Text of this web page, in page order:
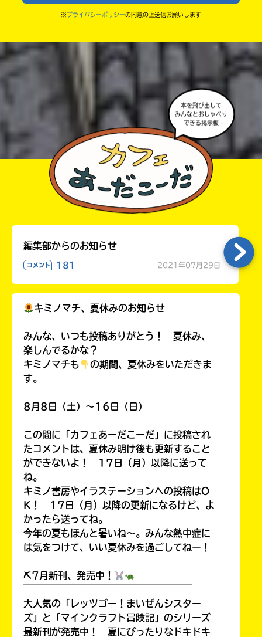
高校生以上
・キャンペーン開催中は、投稿した後の画面にバナー
・ポプラ社の宣伝物で紹介させてもらうことがある
・かき終えたら、人を傷つけていたり、個人情報をか
きこんでいたり、字がまちがっていたりしないか、読
みなおしてみてね。
※ プライバシーポリシーの同意の上送信お願いします
本を飛び出して
みんなとおしゃべり
できる掲示板
編集部からのお知らせ
コメント 181 2021年07月29日
キミノマチ、夏休みのお知らせ
みんな、いつも投稿ありがとう！ 夏休み、
楽しんでるかな？
キミノマチも
の期間、夏休みをいただきま
す。
8月8日（土）～16日（日）
この間に「カフェあーだこーだ」に投稿され
たコメントは、夏休み明け後も更新すること
ができないよ！ 17日（月）以降に送って
ね。
キミノ書房やイラステーションへの投稿はO
K！ 17日（月）以降の更新になるけど、よ
かったら送ってね。
今年の夏もほんと暑いね～。みんな熱中症に
は気をつけて、いい夏休みを過ごしてねー！
⛏7月新刊、発売中！
大人気の「レッツゴー！まいぜんシスター
ズ」と「マインクラフト冒険記」のシリーズ
最新刊が発売中！ 夏にぴったりなドキドキ